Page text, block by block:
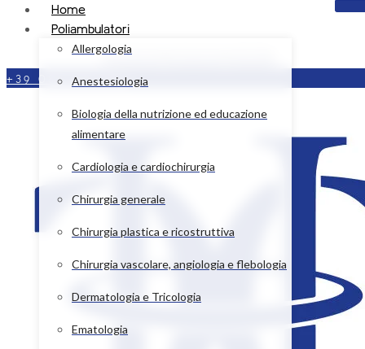
Home
Poliambulatori
Allergologia
Anestesiologia
Biologia della nutrizione ed educazione
alimentare
Cardiologia e cardiochirurgia
Chirurgia generale
Chirurgia plastica e ricostruttiva
Chirurgia vascolare, angiologia e flebologia
Dermatologia e Tricologia
Ematologia
Facebook
+39 080 876 4511